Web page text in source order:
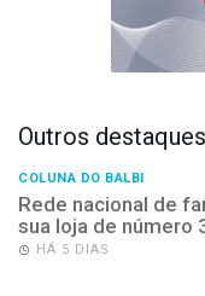
Outros destaques
COLUNA DO BALBI
Rede nacional de
sua loja de número
HÁ 5 DIAS